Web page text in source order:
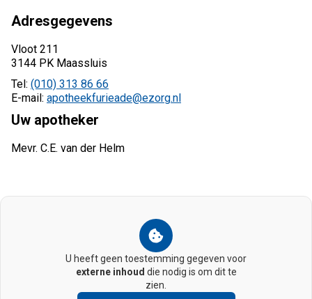
Adresgegevens
Vloot 211
3144 PK Maassluis
Tel: (010) 313 86 66
E-mail: apotheekfurieade@ezorg.nl
Uw apotheker
Mevr. C.E. van der Helm
U heeft geen toestemming gegeven voor
externe inhoud die nodig is om dit te
zien.